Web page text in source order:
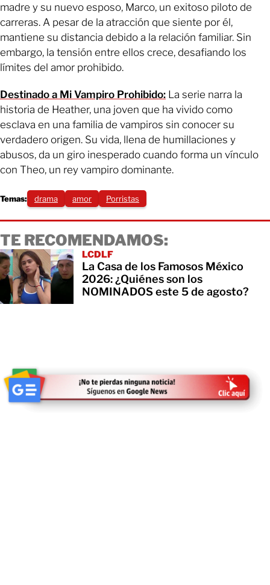
madre y su nuevo esposo, Marco, un exitoso piloto de
carreras. A pesar de la atracción que siente por él,
mantiene su distancia debido a la relación familiar. Sin
embargo, la tensión entre ellos crece, desafiando los
límites del amor prohibido.
Destinado a Mi Vampiro Prohibido: La serie narra la
historia de Heather, una joven que ha vivido como
esclava en una familia de vampiros sin conocer su
verdadero origen. Su vida, llena de humillaciones y
abusos, da un giro inesperado cuando forma un vínculo
con Theo, un rey vampiro dominante.
Temas: drama amor Porristas
TE RECOMENDAMOS:
LCDLF
La Casa de los Famosos México
2026: ¿Quiénes son los
NOMINADOS este 5 de agosto?